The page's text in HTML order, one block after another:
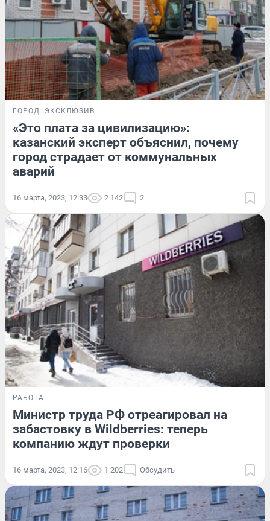
ГОРОД ЭКСКЛЮЗИВ
«Это плата за цивилизацию»:
казанский эксперт объяснил, почему
город страдает от коммунальных
аварий
16 марта, 2023, 12:33 2 142 2
РАБОТА
Министр труда РФ отреагировал на
забастовку в Wildberries: теперь
компанию ждут проверки
16 марта, 2023, 12:16 1 202 Обсудить